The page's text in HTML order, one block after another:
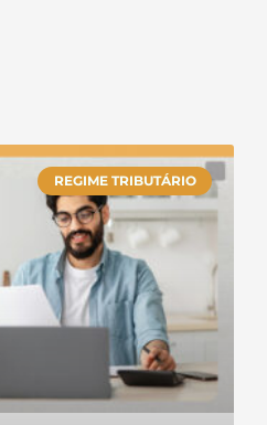
REGIME TRIBUTÁRIO